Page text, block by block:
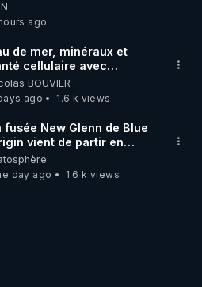
ago
de mer, minéraux et
cellulaire avec
Cadeau
BOUVIER
ago
1.6 k views
fusée New Glenn de Blue
vient de partir en
day ago
1.6 k views